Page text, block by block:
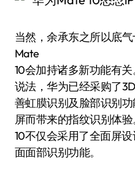
当然，余承东之所以底
Mate
10会加持诸多新功能有
说法，华为已经采购了
善虹膜识别及脸部识别
屏而带来的指纹识别体
10不仅会采用了全面屏
面面部识别功能。